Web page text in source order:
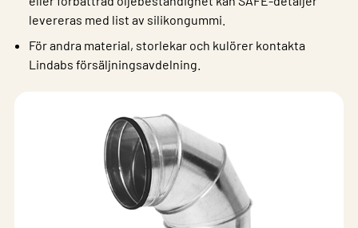
levereras med list av silikongummi.
För andra material, storlekar och kulörer kontakta
Lindabs försäljningsavdelning.